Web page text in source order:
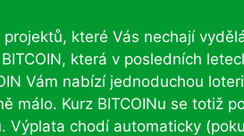
projektů, které Vás nechají
která v posledních
Vám nabízí jednoduchou
málo. Kurz BITCOINu se totiž
Výplata chodí automaticky